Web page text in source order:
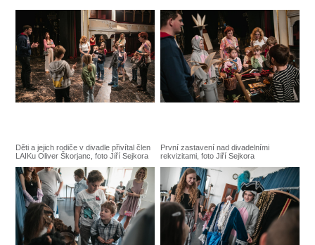
DÁLE NABÍZÍME
Děti a jejich rodiče v divadle přivítal člen
LAIKu Oliver Škorjanc, foto Jiří Sejkora
První zastavení nad divadelními
rekvizitami, foto Jiří Sejkora